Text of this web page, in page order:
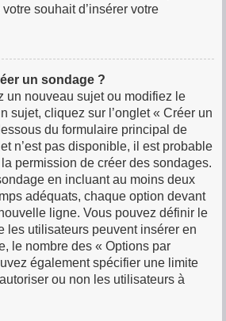
souhait d’insérer votre
un sondage ?
un nouveau sujet ou modifiez le
sujet, cliquez sur l’onglet « Créer un
du formulaire principal de
n’est pas disponible, il est probable
permission de créer des sondages.
en incluant au moins deux
adéquats, chaque option devant
ligne. Vous pouvez définir le
les utilisateurs peuvent insérer en
le nombre des « Options par
également spécifier une limite
ou non les utilisateurs à